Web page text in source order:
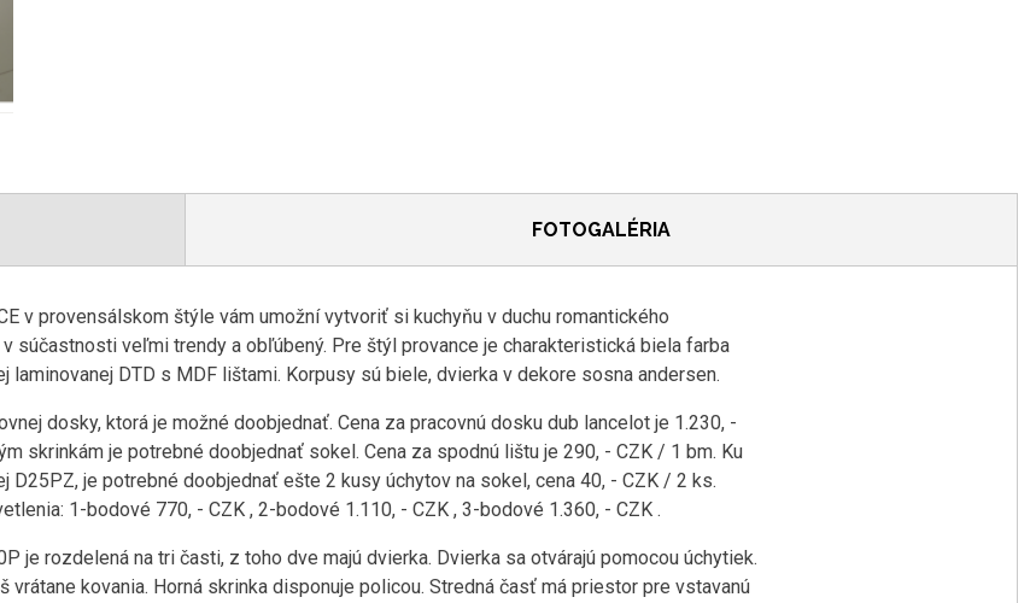
FOTOGALÉRIA
v provensálskom štýle vám umožní vytvoriť si kuchyňu v duchu romantického
súčastnosti veľmi trendy a obľúbený. Pre štýl provance je charakteristická biela farba
laminovanej DTD s MDF lištami. Korpusy sú biele, dvierka v dekore sosna andersen.
dosky, ktorá je možné doobjednať. Cena za pracovnú dosku dub lancelot je 1.230, -
skrinkám je potrebné doobjednať sokel. Cena za spodnú lištu je 290, - CZK / 1 bm. Ku
D25PZ, je potrebné doobjednať ešte 2 kusy úchytov na sokel, cena 40, - CZK / 2 ks.
1-bodové 770, - CZK , 2-bodové 1.110, - CZK , 3-bodové 1.360, - CZK .
je rozdelená na tri časti, z toho dve majú dvierka. Dvierka sa otvárajú pomocou úchytiek.
kovania. Horná skrinka disponuje policou. Stredná časť má priestor pre vstavanú